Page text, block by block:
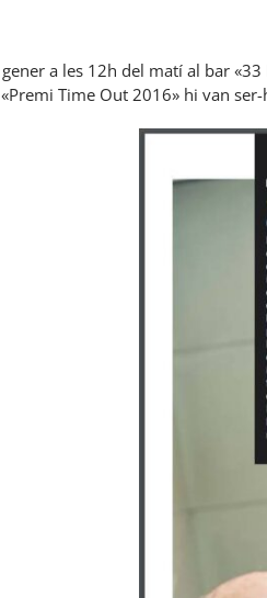
a les 12h del matí al bar
Time Out 2016» hi van